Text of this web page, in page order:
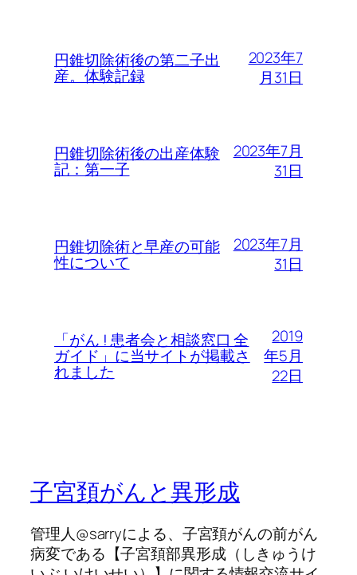
円錐切除術後の第二子出
産。体験記録
2023年7
月31日
円錐切除術後の出産体験
記：第一子
2023年7月
31日
円錐切除術と早産の可能
性について
2023年7月
31日
「がん ! 患者会と相談窓口 全
ガイド」に当サイトが掲載さ
れました
2019
年5月
22日
子宮頚がんと異形成
管理人@sarryによる、子宮頚がんの前がん
病変である【子宮頚部異形成（しきゅうけ